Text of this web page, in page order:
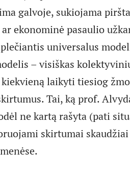
galvoje, sukiojama
ekonominė pasaulio
universalus
– visiškas
laikyti tiesiog
Tai, ką prof.
ne kartą rašyta (pati
skirtumai